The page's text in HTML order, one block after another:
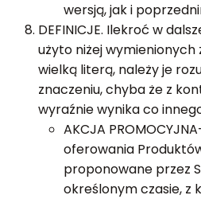
wersją, jak i
DEFINICJE. Ilekroć w
użyto niżej
wielką literą, należy je
znaczeniu, chyba że z
wyraźnie wynika co
AKCJA
oferowania
proponowane przez
określonym czasie, z